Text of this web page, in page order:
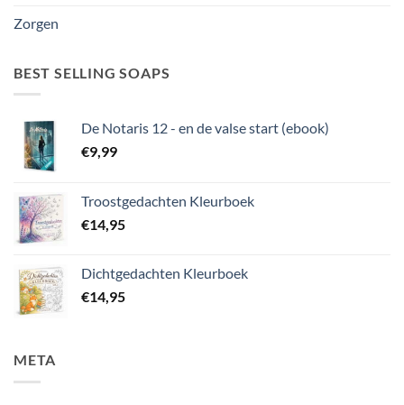
Zorgen
BEST SELLING SOAPS
De Notaris 12 - en de valse start (ebook)
€9,99
Troostgedachten Kleurboek
€14,95
Dichtgedachten Kleurboek
€14,95
META